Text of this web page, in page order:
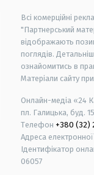
Всі комерційні
"Партнерський
відображають
поглядів.
ознайомитись в
Матеріали сайту
Онлайн-медіа «24
пл. Галицька, буд.
Телефон +380 (32)
Адреса
Ідентифікатор
06057